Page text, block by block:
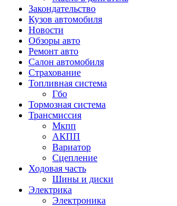
Закондательство
Кузов автомобиля
Новости
Обзоры авто
Ремонт авто
Салон автомобиля
Страхование
Топливная система
Гбо
Тормозная система
Трансмиссия
Мкпп
АКПП
Вариатор
Сцепление
Ходовая часть
Шины и диски
Электрика
Электроника